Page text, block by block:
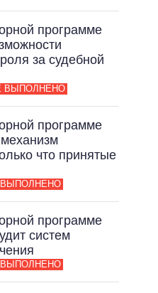
программе
за судебной
ВЫПОЛНЕНО
программе
что принятые
ВЫПОЛНЕНО
программе
систем
ВЫПОЛНЕНО